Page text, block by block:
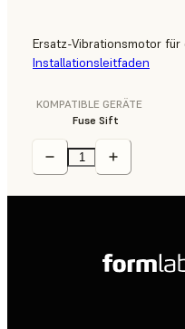
Ersatz-Vibrationsmotor für
Installationsleitfaden
KOMPATIBLE GERÄTE
Fuse Sift